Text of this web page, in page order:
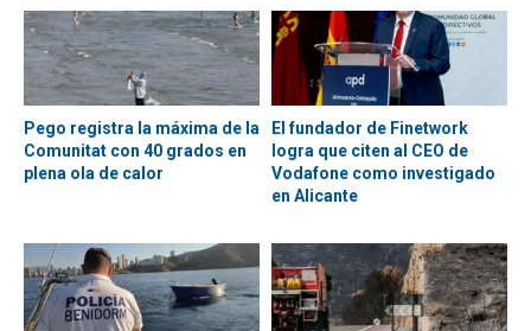
Pego registra la máxima de la
Comunitat con 40 grados en
plena ola de calor
El fundador de Finetwork
logra que citen al CEO de
Vodafone como investigado
en Alicante